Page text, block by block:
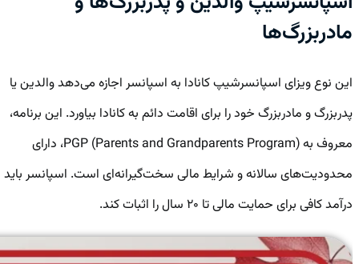
مادربزرگ‌ها
این نوع ویزای اسپانسرشیپ کانادا به اسپانسر اجازه می‌دهد والدین یا
پدربزرگ و مادربزرگ خود را برای اقامت دائم به کانادا بیاورد. این برنامه،
معروف به PGP (Parents and Grandparents Program)، دارای
محدودیت‌های سالانه و شرایط مالی سخت‌گیرانه‌ای است. اسپانسر باید
درآمد کافی برای حمایت مالی تا ۲۰ سال را اثبات کند.